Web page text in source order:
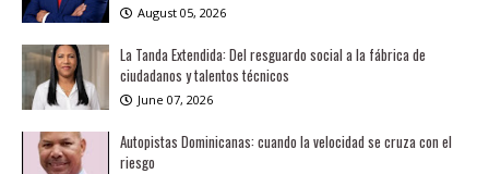
August 05, 2026
La Tanda Extendida: Del resguardo social a la fábrica de
ciudadanos y talentos técnicos
June 07, 2026
Autopistas Dominicanas: cuando la velocidad se cruza con el
riesgo